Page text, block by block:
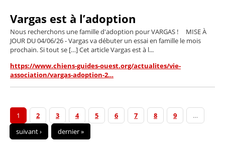
Vargas est à l’adoption
Nous recherchons une famille d'adoption pour VARGAS ! MISE À
JOUR DU 04/06/26 - Vargas va débuter un essai en famille le mois
prochain. Si tout se […] Cet article Vargas est à l...
https://www.chiens-guides-ouest.org/actualites/vie-
association/vargas-adoption-2…
1 2 3 4 5 6 7 8 9
…
suivant ›
dernier »